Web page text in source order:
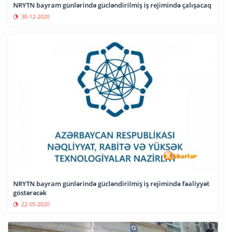
NRYTN bayram günlərində gücləndirilmiş iş rejimində çalışacaq
30-12-2020
NRYTN bayram günlərində gücləndirilmiş iş rejimində fəaliyyət
göstərəcək
22-05-2020